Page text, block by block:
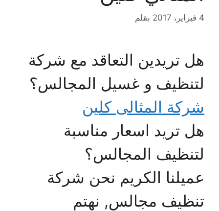
4 فبراير، 2017 بقلم
هل تريدين التعاقد مع شركة
لتنظيف و غسيل المجالس؟
شركة المثالى كلين
هل تريد اسعار مناسبة
لتنظيف المجالس؟
عميلنا الكريم نحن شركة
تنظيف مجالس, نهتم